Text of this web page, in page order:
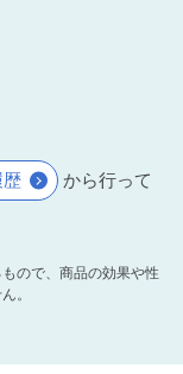
から行って
ので、商品の効果や性
。